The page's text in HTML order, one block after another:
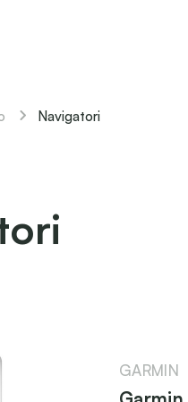
Navigatori
GARMIN